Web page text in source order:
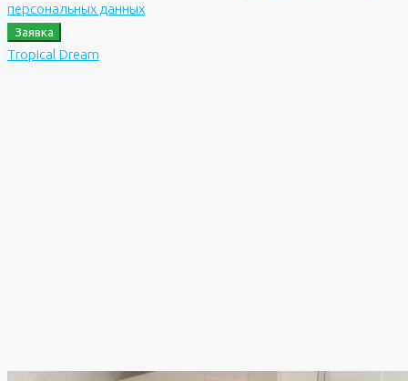
персональных данных
Заявка
Tropical Dream